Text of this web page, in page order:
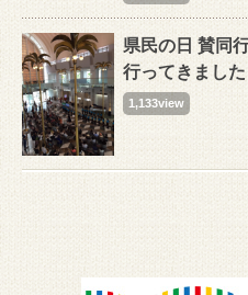
県民の日 賛同
行ってきました
1,133view